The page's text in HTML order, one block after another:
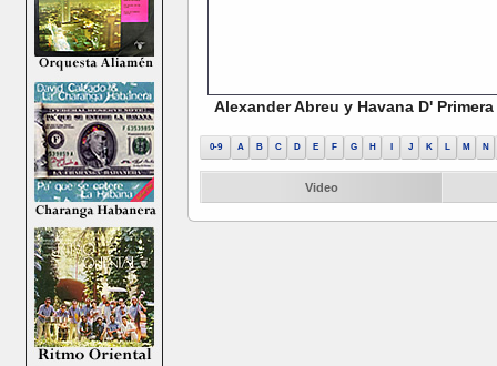
Alexander Abreu y Havana D'
0-9 A B C D E F G H J K L M N
Video